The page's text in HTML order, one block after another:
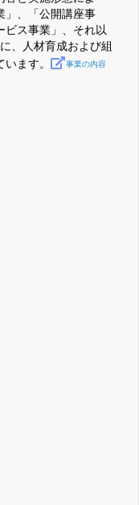
」、「公開講座事
ス事業」、それ以
、人材育成および組
ます。
事業の内容